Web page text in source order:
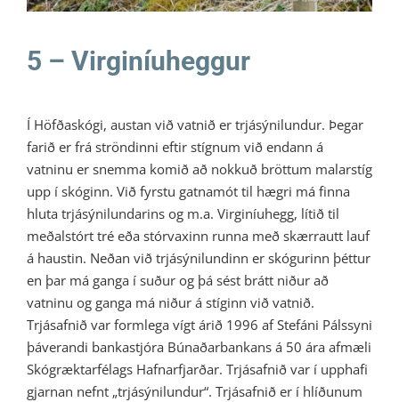
5 – Virginíuheggur
Í Höfðaskógi, austan við vatnið er trjásýnilundur. Þegar
farið er frá ströndinni eftir stígnum við endann á
vatninu er snemma komið að nokkuð bröttum malarstíg
upp í skóginn. Við fyrstu gatna­mót til hægri má finna
hluta trjásýnilundarins og m.a. Virginíuhegg, lítið til
meðalstórt tré eða stórvaxinn runna með skærrautt lauf
á haustin. Neðan við trjásýnilundinn er skóg­urinn þéttur
en þar má ganga í suður og þá sést brátt niður að
vatninu og ganga má niður á stíginn við vatnið.
Trjásafnið var formlega vígt árið 1996 af Stefáni Pálssyni
þáverandi bankastjóra Búnaðarbankans á 50 ára afmæli
Skógræktarfélags Hafnarfjarðar. Trjásafnið var í upphafi
gjarnan nefnt „trjásýnilundur“. Trjásafnið er í hlíðunum